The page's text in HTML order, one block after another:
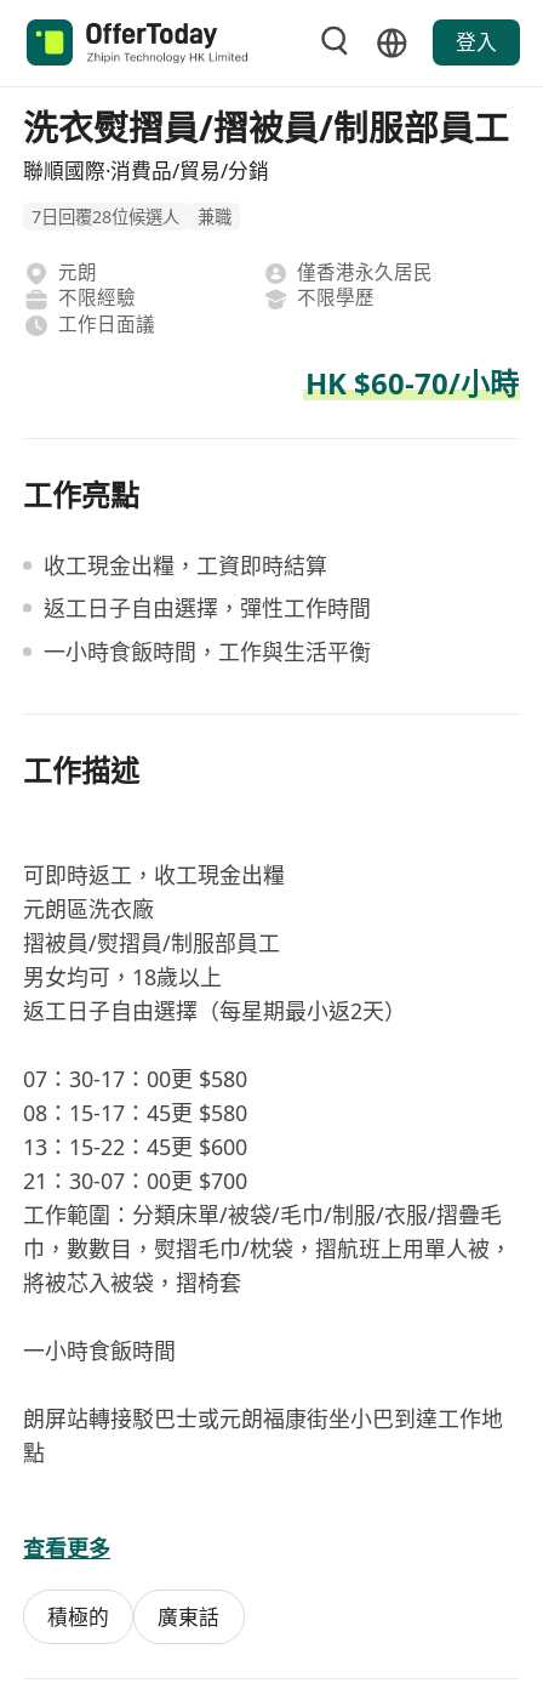
登入
洗衣熨摺員/摺被員/制服部員工
聯順國際·消費品/貿易/分銷
7日回覆28位候選人 兼職
元朗
僅香港永久居民
不限經驗
不限學歷
工作日面議
HK $60-70/小時
工作亮點
收工現金出糧，工資即時結算
返工日子自由選擇，彈性工作時間
一小時食飯時間，工作與生活平衡
工作描述
可即時返工，收工現金出糧
元朗區洗衣廠
摺被員/熨摺員/制服部員工
男女均可，18歲以上
返工日子自由選擇（每星期最小返2天）
07：30-17：00更 $580
08：15-17：45更 $580
13：15-22：45更 $600
21：30-07：00更 $700
工作範圍：分類床單/被袋/毛巾/制服/衣服/摺疊毛
巾，數數目，熨摺毛巾/枕袋，摺航班上用單人被，
將被芯入被袋，摺椅套
一小時食飯時間
朗屏站轉接駁巴士或元朗福康街坐小巴到達工作地
點
查看更多
積極的 廣東話